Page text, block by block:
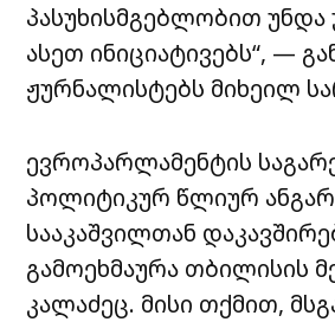
პასუხისმგებლობით
ასეთ ინიციატივებს“, —
ჟურნალისტებს მიხეილ
ევროპარლამენტის
პოლიტიკურ წლიურ
სააკაშვილთან
გამოეხმაურა თბილისის
კალაძეც. მისი თქმით,